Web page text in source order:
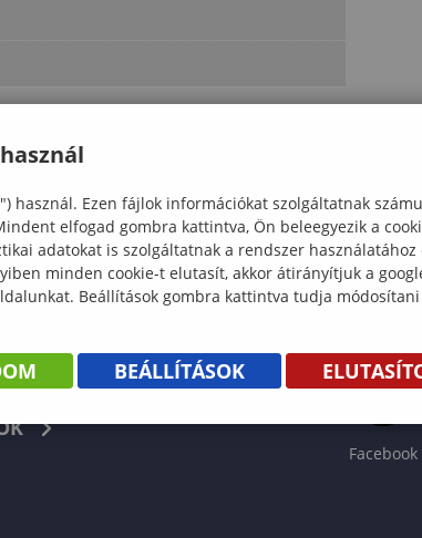
Facebook
használ. Ezen fájlok információkat szolgáltatnak
elfogad gombra kattintva, Ön beleegyezik a
adatokat is szolgáltatnak a rendszer
minden cookie-t elutasít, akkor átirányítjuk a
Beállítások gombra kattintva tudja
BEÁLLÍTÁSOK